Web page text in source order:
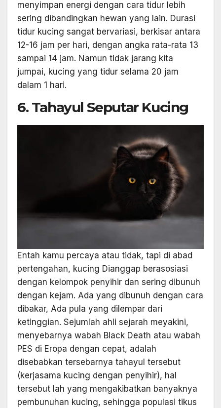
menyimpan energi dengan cara tidur lebih
sering dibandingkan hewan yang lain. Durasi
tidur kucing sangat bervariasi, berkisar antara
12-16 jam per hari, dengan angka rata-rata 13
sampai 14 jam. Namun tidak jarang kita
jumpai, kucing yang tidur selama 20 jam
dalam 1 hari.
6. Tahayul Seputar Kucing
Entah kamu percaya atau tidak, tapi di abad
pertengahan, kucing Dianggap berasosiasi
dengan kelompok penyihir dan sering dibunuh
dengan kejam. Ada yang dibunuh dengan cara
dibakar, Ada pula yang dilempar dari
ketinggian. Sejumlah ahli sejarah meyakini,
menyebarnya wabah Black Death atau wabah
PES di Eropa dengan cepat, adalah
disebabkan tersebarnya tahayul tersebut
(kerjasama kucing dengan penyihir), hal
tersebut lah yang mengakibatkan banyaknya
pembunuhan kucing, sehingga populasi tikus